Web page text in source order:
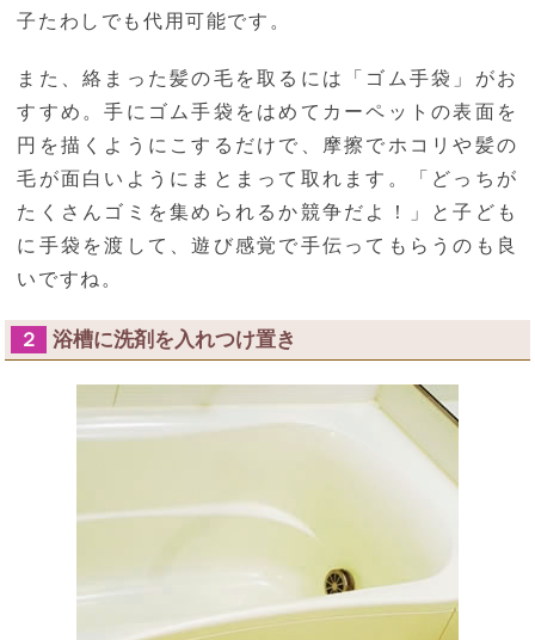
子たわしでも代用可能です。
また、絡まった髪の毛を取るには「ゴム手袋」がお
すすめ。手にゴム手袋をはめてカーペットの表面を
円を描くようにこするだけで、摩擦でホコリや髪の
毛が面白いようにまとまって取れます。「どっちが
たくさんゴミを集められるか競争だよ！」と子ども
に手袋を渡して、遊び感覚で手伝ってもらうのも良
いですね。
２ 浴槽に洗剤を入れつけ置き